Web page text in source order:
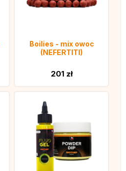
Boilies - mix owoc
(NEFERTITI)
201 zł